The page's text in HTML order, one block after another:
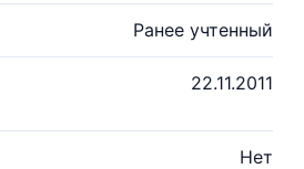
Ранее учтенный
22.11.2011
Нет